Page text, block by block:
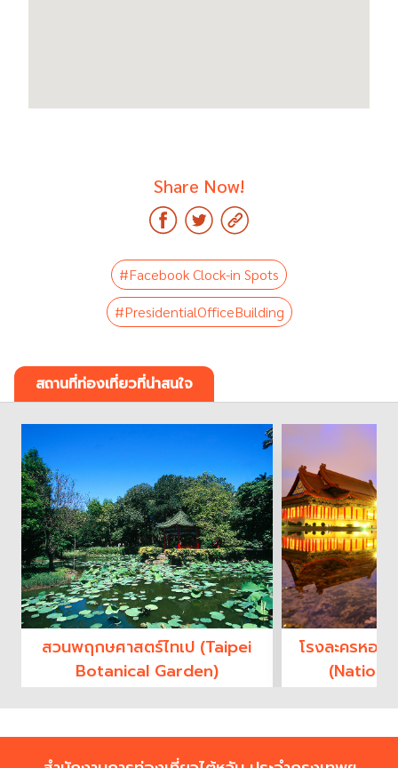
Share Now!
#Facebook Clock-in Spots
#PresidentialOfficeBuilding
สถานที่ท่องเที่ยวที่น่าสนใจ
สวนพฤกษศาสตร์ไทเป (Taipei
Botanical Garden)
โรงละครหอ